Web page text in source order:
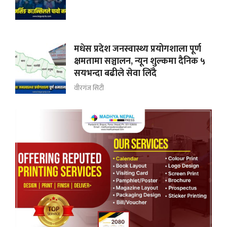
मधेस प्रदेश जनस्वास्थ्य प्रयोगशाला पूर्ण
क्षमतामा सञ्चालन, न्यून शुल्कमा दैनिक ५
सयभन्दा बढीले सेवा लिँदै
वीरगंज सिटी